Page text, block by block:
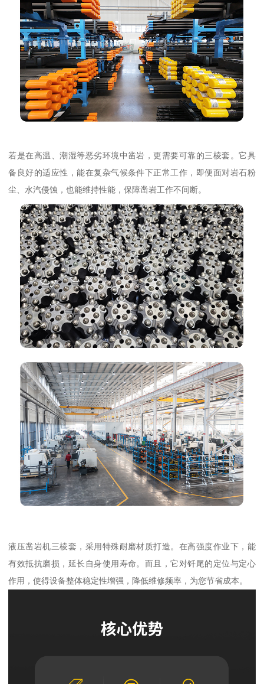
若是在高温、潮湿等恶劣环境中凿岩，更需要可靠的三棱套。它具
备良好的适应性，能在复杂气候条件下正常工作，即便面对岩石粉
尘、水汽侵蚀，也能维持性能，保障凿岩工作不间断。
液压凿岩机三棱套，采用特殊耐磨材质打造。在高强度作业下，能
有效抵抗磨损，延长自身使用寿命。而且，它对钎尾的定位与定心
作用，使得设备整体稳定性增强，降低维修频率，为您节省成本。